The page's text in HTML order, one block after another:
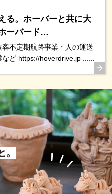
る。ホーバーと共に大
ーバード…
不定期航路事業・人の運送
ど https://hoverdrive.jp ......